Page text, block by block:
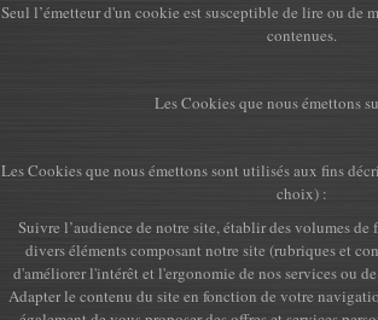
Seul l’émetteur d'un cookie est susceptible de lire ou de
contenues.
Les Cookies que nous émettons
Les Cookies que nous émettons sont utilisés aux fins
choix) :
Suivre l’audience de notre site, établir des volumes
divers éléments composant notre site (rubriques et
d'améliorer l'intérêt et l'ergonomie de nos services ou
Adapter le contenu du site en fonction de votre